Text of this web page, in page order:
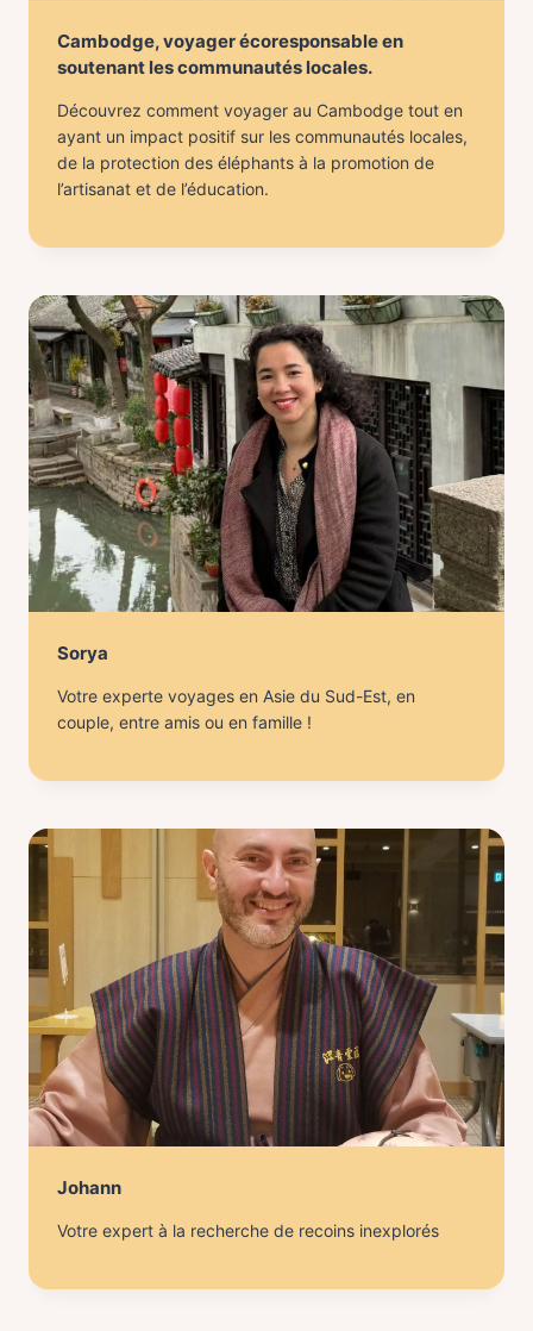
Cambodge, voyager écoresponsable en
soutenant les communautés locales.
Découvrez comment voyager au Cambodge tout en
ayant un impact positif sur les communautés locales,
de la protection des éléphants à la promotion de
l’artisanat et de l’éducation.
Sorya
Votre experte voyages en Asie du Sud-Est, en
couple, entre amis ou en famille !
Johann
Votre expert à la recherche de recoins inexplorés